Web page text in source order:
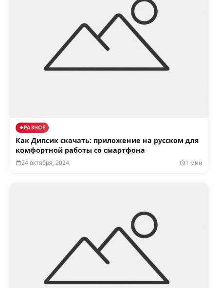
РАЗНОЕ
Как Дипсик скачать: приложение на русском для
комфортной работы со смартфона
24 октября, 2024 1 мин